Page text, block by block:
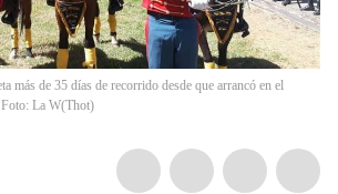
más de 35 días de recorrido desde que arrancó en el
Foto: La W(Thot)